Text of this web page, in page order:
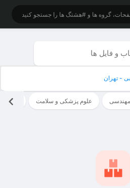
- تهران
علوم پزشکی و سلامت علوم